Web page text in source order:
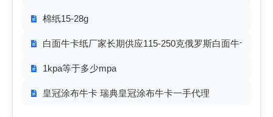
棉纸15-28g
白面牛卡纸厂家长期供应115-250克俄罗斯白面牛卡纸
1kpa等于多少mpa
皇冠涂布牛卡 瑞典皇冠涂布牛卡一手代理